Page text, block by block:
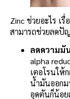
Zinc ช่วยอะไร เ
สามารถช่วยลดปั
ลดความมัน
alpha
เตอโรนให้
น้ำมันออกม
อุดตันก็น้อย